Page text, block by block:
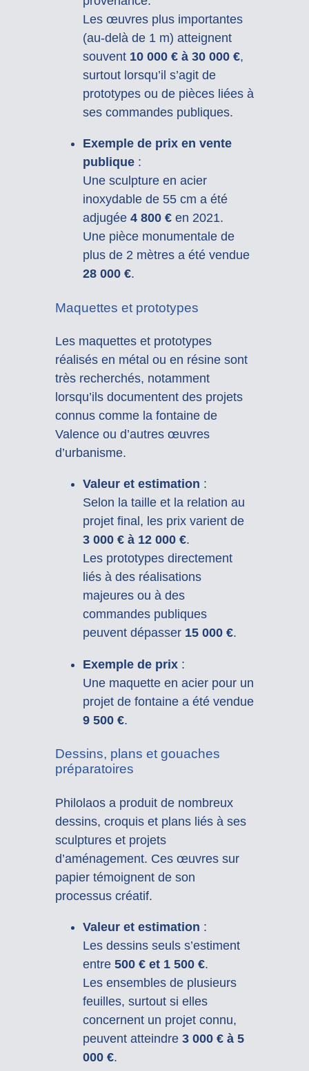
Les œuvres plus importantes
(au-delà de 1 m) atteignent
souvent 10 000 € à 30 000 €,
surtout lorsqu’il s’agit de
prototypes ou de pièces liées à
ses commandes publiques.
Exemple de prix en vente
publique:
Une sculpture en acier
inoxydable de 55 cm a été
adjugée 4 800 €en 2021.
Une pièce monumentale de
plus de 2 mètres a été vendue
28 000 €.
Maquettes et prototypes
Les maquettes et prototypes
réalisés en métal ou en résine sont
très recherchés, notamment
lorsqu’ils documentent des projets
connus comme la fontaine de
Valence ou d’autres œuvres
d’urbanisme.
Valeur et estimation :
Selon la taille et la relation au
projet final, les prix varient de
3 000 € à 12 000 €.
Les prototypes directement
liés à des réalisations
majeures ou à des
commandes publiques
peuvent dépasser 15 000 €.
Exemple de prix:
Une maquette en acier pour un
projet de fontaine a été vendue
9 500 €.
Dessins, plans et gouaches
préparatoires
Philolaos a produit de nombreux
dessins, croquis et plans liés à ses
sculptures et projets
d’aménagement. Ces œuvres sur
papier témoignent de son
processus créatif.
Valeur et estimation :
Les dessins seuls s’estiment
entre 500 € et 1 500 €.
Les ensembles de plusieurs
feuilles, surtout si elles
concernent un projet connu,
peuvent atteindre 3 000 € à 5
000 €.